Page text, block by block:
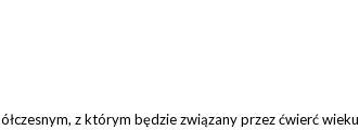
z którym będzie związany przez ćwierć wieku